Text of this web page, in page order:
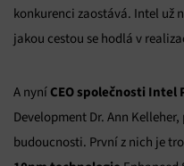
konkurenci zaostává. Intel už
jakou cestou se hodlá v
A nyní CEO společnosti Intel
Development Dr. Ann
budoucnosti. První z nich je